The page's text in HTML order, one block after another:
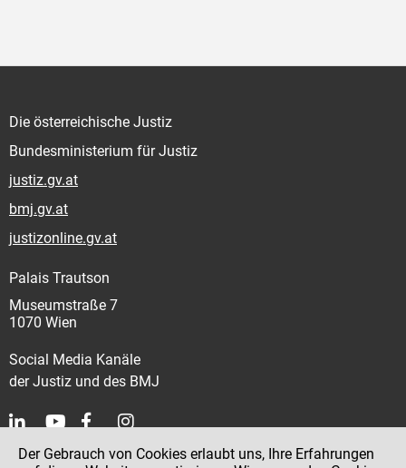
Die österreichische Justiz
Bundesministerium für Justiz
justiz.gv.at
bmj.gv.at
justizonline.gv.at
Palais Trautson
Museumstraße 7
1070 Wien
Social Media Kanäle
der Justiz und des BMJ
Kontakt
Der Gebrauch von Cookies erlaubt uns, Ihre Erfahrungen